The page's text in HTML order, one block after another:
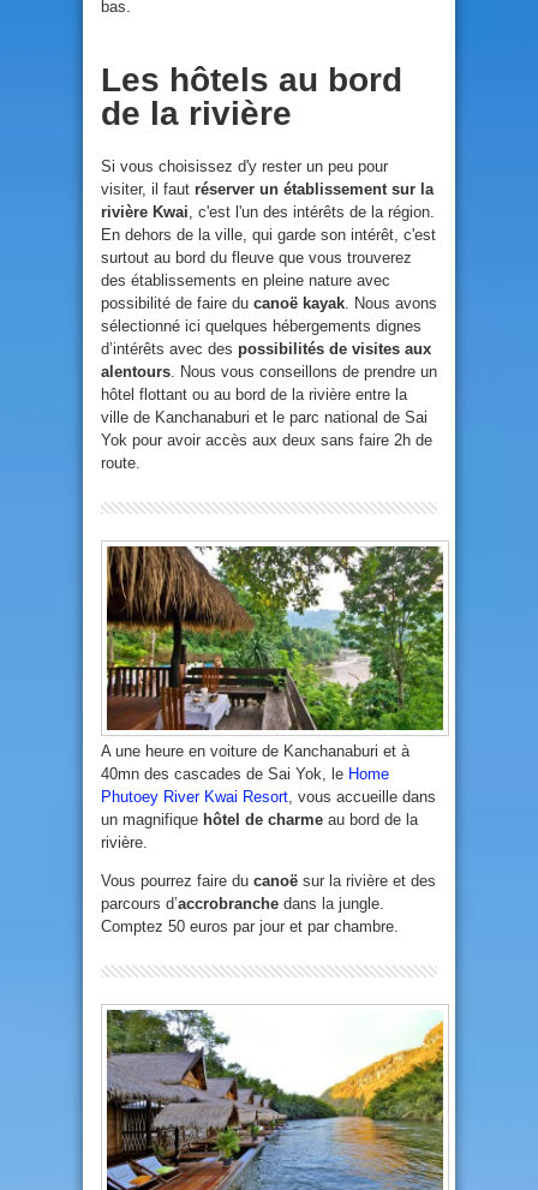
bas.
Les hôtels au bord
de la rivière
Si vous choisissez d'y rester un peu pour
visiter, il faut réserver un établissement sur la
rivière Kwai, c'est l'un des intérêts de la région.
En dehors de la ville, qui garde son intérêt, c'est
surtout au bord du fleuve que vous trouverez
des établissements en pleine nature avec
possibilité de faire du canoë kayak. Nous avons
sélectionné ici quelques hébergements dignes
d’intérêts avec des possibilités de visites aux
alentours. Nous vous conseillons de prendre un
hôtel flottant ou au bord de la rivière entre la
ville de Kanchanaburi et le parc national de Sai
Yok pour avoir accès aux deux sans faire 2h de
route.
A une heure en voiture de Kanchanaburi et à
40mn des cascades de Sai Yok, le Home
Phutoey River Kwai Resort, vous accueille dans
un magnifique hôtel de charme au bord de la
rivière.
Vous pourrez faire du canoë sur la rivière et des
parcours d’accrobranche dans la jungle.
Comptez 50 euros par jour et par chambre.